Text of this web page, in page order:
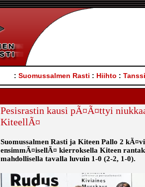
: Suomussalmen Rasti : Hiihto :
Pesisrastin kausi pÃ¤Ã¤ttyi
KiteellÃ¤
Suomussalmen Rasti ja Kiteen Pallo 2
ensimmÃ¤isellÃ¤ kierroksella Kiteen
mahdollisella tavalla luvuin 1-0 (2-2, 1-0).